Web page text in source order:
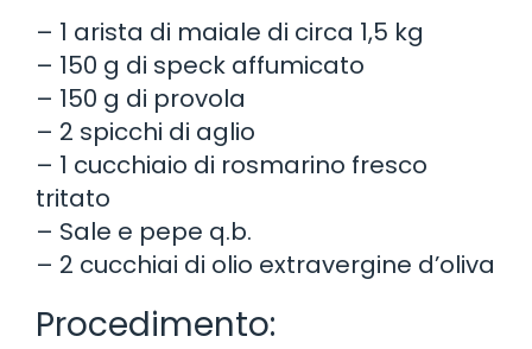
– 1 arista di maiale di circa 1,5 kg
– 150 g di speck affumicato
– 150 g di provola
– 2 spicchi di aglio
– 1 cucchiaio di rosmarino fresco
tritato
– Sale e pepe q.b.
– 2 cucchiai di olio extravergine d’oliva
Procedimento: